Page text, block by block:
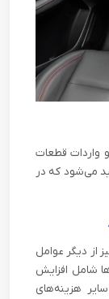
واردات قطعات
می‌شود که در
از دیگر عوامل
شامل افزایش
هزینه‌های